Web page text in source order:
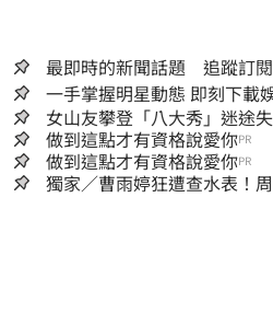
最即時的新聞話題 追蹤訂
一手掌握明星動態
女山友攀登「八大秀」迷途
媽還沒找到
做到這點才有資格說愛你PR
做到這點才有資格說愛你PR
獨家／曹雨婷狂遭查水表！